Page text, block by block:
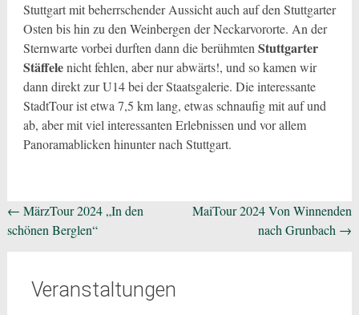
Stuttgart mit beherrschender Aussicht auch auf den Stuttgarter
Osten bis hin zu den Weinbergen der Neckarvororte. An der
Sternwarte vorbei durften dann die berühmten Stuttgarter
Stäffelenicht fehlen, aber nur abwärts!, und so kamen wir
dann direkt zur U14 bei der Staatsgalerie. Die interessante
StadtTour ist etwa 7,5 km lang, etwas schnaufig mit auf und
ab, aber mit viel interessanten Erlebnissen und vor allem
Panoramablicken hinunter nach Stuttgart.
Beitragsnavigation
← MärzTour 2024 „In den
schönen Berglen“
MaiTour 2024 Von Winnenden
nach Grunbach →
Veranstaltungen